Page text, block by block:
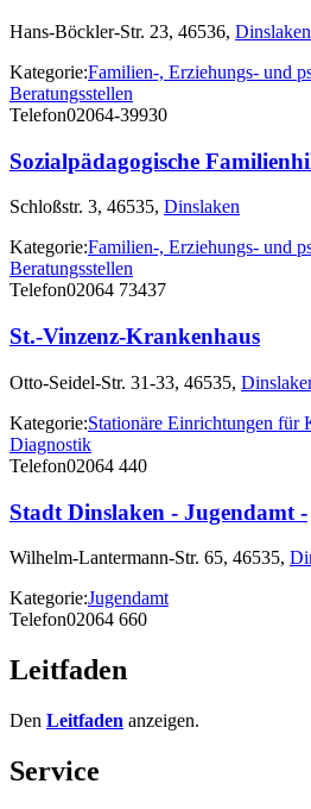
Hans-Böckler-Str. 23, 46536, Dinslaken
Kategorie:Familien-, Erziehungs- und
Beratungsstellen
Telefon02064-39930
Sozialpädagogische
Schloßstr. 3, 46535, Dinslaken
Kategorie:Familien-, Erziehungs- und
Beratungsstellen
Telefon02064 73437
St.-Vinzenz-Krankenhaus
Otto-Seidel-Str. 31-33, 46535,
Kategorie:Stationäre Einrichtungen für
Diagnostik
Telefon02064 440
Stadt Dinslaken - Jugendamt -
Wilhelm-Lantermann-Str. 65, 46535,
Kategorie:Jugendamt
Telefon02064 660
Leitfaden
Den Leitfaden anzeigen.
Service